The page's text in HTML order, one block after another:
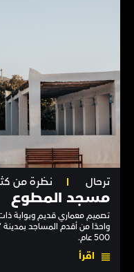
ترحال نظرة من
مسجد المطوع
تصميم معماري قديم وبوابة
واحدًا من أقدم المساجد بمدينة
500 عام.
اقرأ